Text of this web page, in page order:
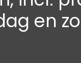
en